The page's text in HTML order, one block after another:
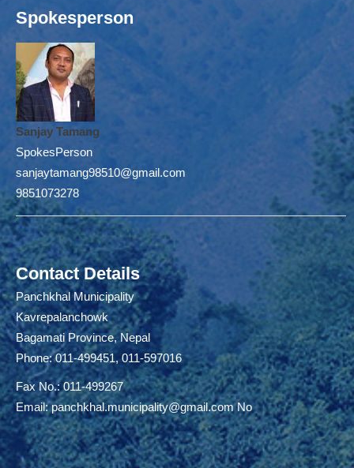
Spokesperson
Sanjay Tamang
SpokesPerson
sanjaytamang98510@gmail.com
9851073278
Contact Details
Panchkhal Municipality
Kavrepalanchowk
Bagamati Province, Nepal
Phone: 011-499451, 011-597016
Fax No.: 011-499267
Email:panchkhal.municipality@gmail.comNo